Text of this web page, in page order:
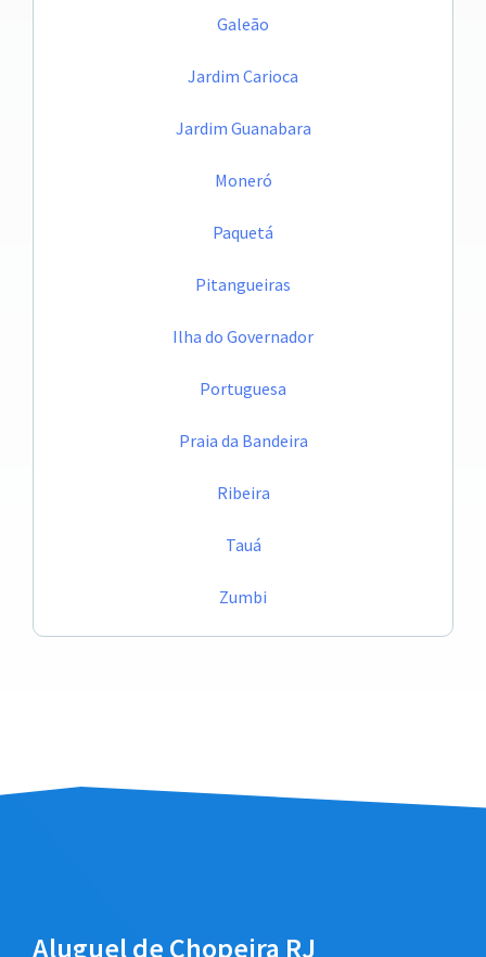
Galeão
Jardim Carioca
Jardim Guanabara
Moneró
Paquetá
Pitangueiras
Ilha do Governador
Portuguesa
Praia da Bandeira
Ribeira
Tauá
Zumbi
Aluguel de Chopeira RJ